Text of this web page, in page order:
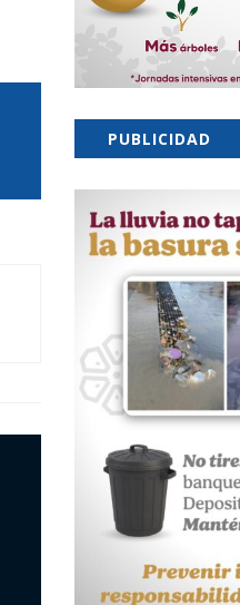
PUBLICIDAD